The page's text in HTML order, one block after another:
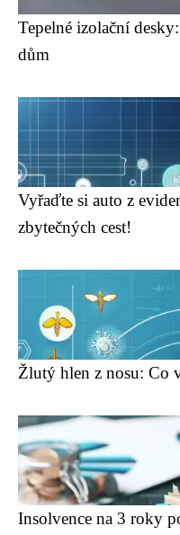
Tepelné izolační
dům
Vyřaďte si auto z
zbytečných cest!
Žlutý hlen z nosu: Co
Insolvence na 3 roky